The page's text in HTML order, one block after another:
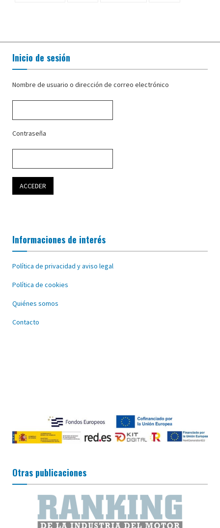
Inicio de sesión
Nombre de usuario o dirección de correo electrónico
Contraseña
Informaciones de interés
Política de privacidad y aviso legal
Política de cookies
Quiénes somos
Contacto
Otras publicaciones